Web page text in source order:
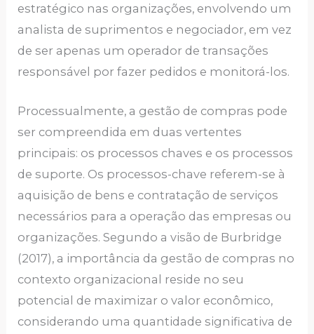
estratégico nas organizações, envolvendo um
analista de suprimentos e negociador, em vez
de ser apenas um operador de transações
responsável por fazer pedidos e monitorá-los.
Processualmente, a gestão de compras pode
ser compreendida em duas vertentes
principais: os processos chaves e os processos
de suporte. Os processos-chave referem-se à
aquisição de bens e contratação de serviços
necessários para a operação das empresas ou
organizações. Segundo a visão de Burbridge
(2017), a importância da gestão de compras no
contexto organizacional reside no seu
potencial de maximizar o valor econômico,
considerando uma quantidade significativa de